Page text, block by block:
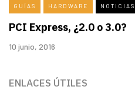
GUÍAS HARDWARE NOTICIAS
PCI Express, ¿2.0 o 3.0?
10 junio, 2016
ENLACES ÚTILES